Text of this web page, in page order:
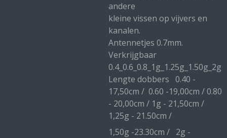
andere
kleine vissen op vijvers en
kanalen.
Antennetjes 0.7mm.
Verkrijgbaar
0.4_0.6_0.8_1g_1.25g_1.50g_2g
Lengte dobbers 0.40 -
17,50cm / 0.60 -19,00cm / 0.80
- 20,00cm / 1g - 21,50cm /
1,25g - 21.50cm /
1,50g -23.30cm / 2g -